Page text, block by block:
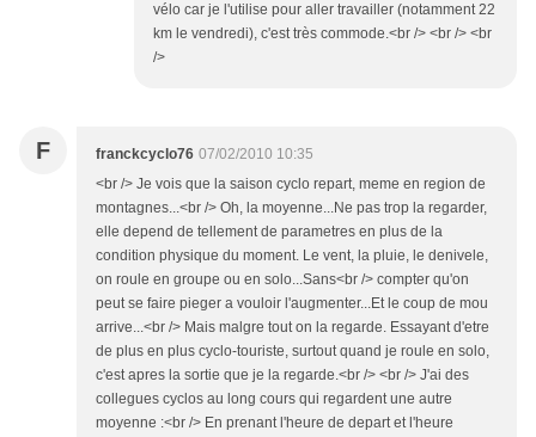
vélo car je l'utilise pour aller travailler (notamment 22
km le vendredi), c'est très commode.<br /> <br /> <br
/>
F franckcyclo76 07/02/2010 10:35
<br /> Je vois que la saison cyclo repart, meme en region de
montagnes...<br /> Oh, la moyenne...Ne pas trop la regarder,
elle depend de tellement de parametres en plus de la
condition physique du moment. Le vent, la pluie, le denivele,
on roule en groupe ou en solo...Sans<br /> compter qu'on
peut se faire pieger a vouloir l'augmenter...Et le coup de mou
arrive...<br /> Mais malgre tout on la regarde. Essayant d'etre
de plus en plus cyclo-touriste, surtout quand je roule en solo,
c'est apres la sortie que je la regarde.<br /> <br /> J'ai des
collegues cyclos au long cours qui regardent une autre
moyenne :<br /> En prenant l'heure de depart et l'heure